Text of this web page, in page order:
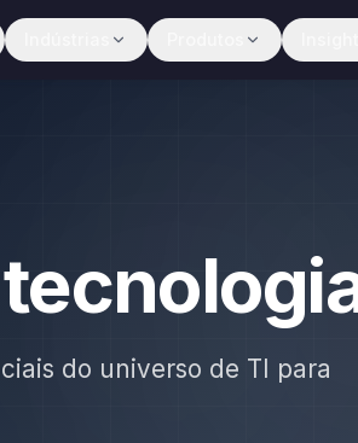
do universo de TI para